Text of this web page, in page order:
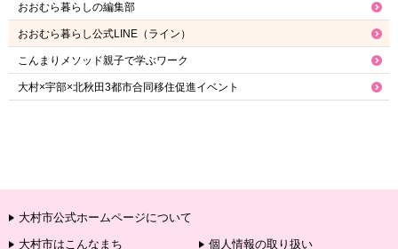
おおむら暮らしの編集部
おおむら暮らし公式LINE（ライン）
こんまりメソッド親子で学ぶワーク
⼤村×宇部×北秋⽥3都市合同移住促進イベント
大村市公式ホームページについて
大村市はこんなまち
個人情報の取り扱い